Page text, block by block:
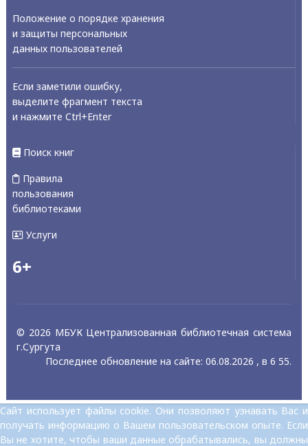
Положение о порядке хранения
и защиты персональных
данных пользователей
Если заметили ошибку,
выделите фрагмент текста
и нажмите Ctrl+Enter
Поиск книг
Правила
пользования
библиотеками
Услуги
6+
© 2026 МБУК Централизованная библиотечная система
г.Сургута
Последнее обновление на сайте: 06.08.2026 , в 6 55.
Сайт использует файлы cookie. Они позволяют узнавать Вас и
получать информацию о Вашем пользовательском опыте. Если
Вы не хотите, чтобы ваши данные обрабатывались, вы должны